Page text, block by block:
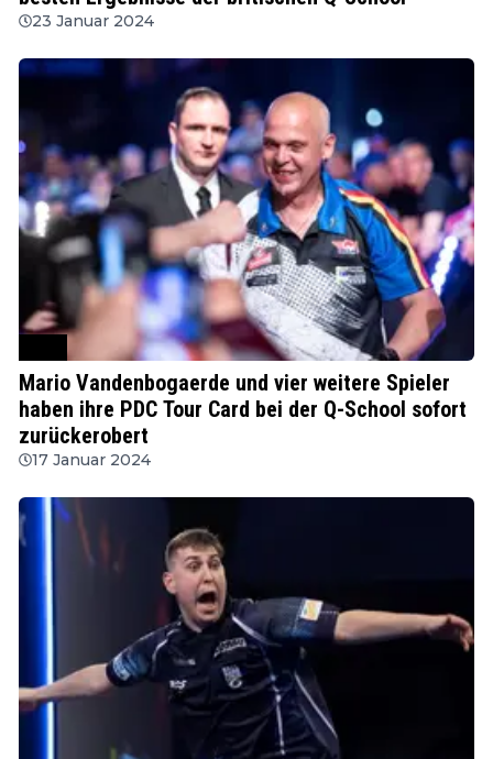
23 Januar 2024
Mario Vandenbogaerde und vier weitere Spieler
haben ihre PDC Tour Card bei der Q-School sofort
zurückerobert
17 Januar 2024